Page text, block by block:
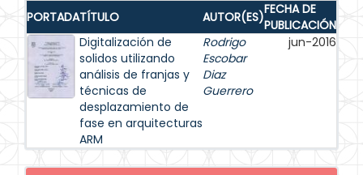
PORTADATÍTULO AUTOR(ES)FECHA DE
PUBLICACIÓN
Digitalización de
solidos utilizando
análisis de franjas y
técnicas de
desplazamiento de
fase en arquitecturas
ARM
Rodrigo
Escobar
Diaz
Guerrero
jun-2016